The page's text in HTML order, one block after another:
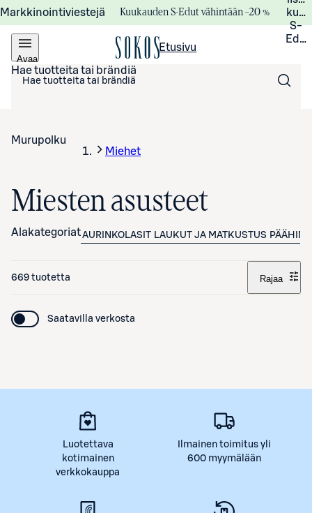
Markkinointiviestejä Kuukauden S-Edut vähintään –20 %
S-
Avaa
valikko
Etusivu
Hae tuotteita tai brändiä
Murupolku
Miehet
Miesten asusteet
AlakategoriatAURINKOLASIT LAUKUT JA MATKUSTUS
669 tuotetta Rajaa
Saatavilla verkosta
Luotettava
kotimainen
verkkokauppa
Ilmainen toimitus yli
600 myymälään